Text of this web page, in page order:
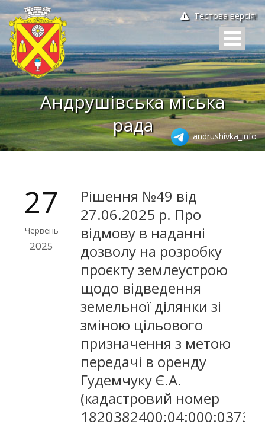
Тестова версія!
Андрушівська міська
рада
andrushivka_info
27
Червень
2025
Рішення №49 від
27.06.2025 р. Про
відмову в наданні
дозволу на розробку
проєкту землеустрою
щодо відведення
земельної ділянки зі
зміною цільового
призначення з метою
передачі в оренду
Гудемчуку Є.А.
(кадастровий номер
1820382400:04:000:0373)